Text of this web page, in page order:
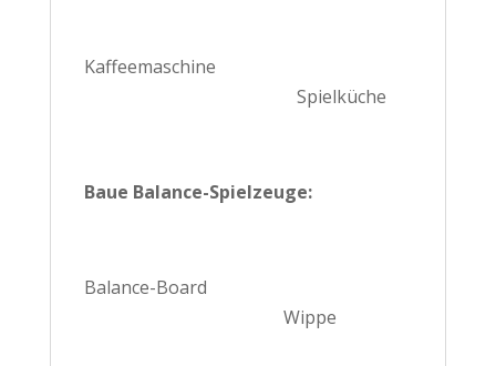
Kaffeemaschine
Spielküche
Baue Balance-Spielzeuge:
Balance-Board
Wippe